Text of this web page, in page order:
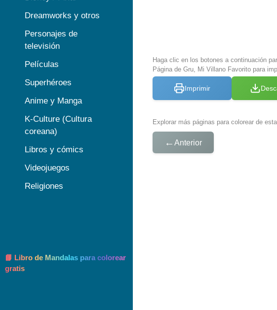
Haga clic en los botones a continuación
Página de Gru, Mi Villano Favorito para
Imprimir
Explorar más páginas para colorear de
← Anterior
Dreamworks y otros
Personajes de
televisión
Películas
Superhéroes
Anime y Manga
K-Culture (Cultura
coreana)
Libros y cómics
Videojuegos
Religiones
📘 Libro de Mandalas para colorear
gratis